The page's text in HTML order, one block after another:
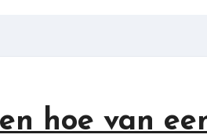
hoe van